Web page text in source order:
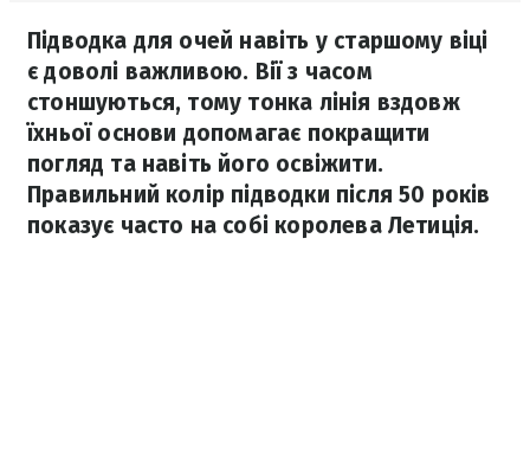
Підводка для очей навіть у старшому віці
є доволі важливою. Вії з часом
стоншуються, тому тонка лінія вздовж
їхньої основи допомагає покращити
погляд та навіть його освіжити.
Правильний колір підводки після 50 років
показує часто на собі королева Летиція.